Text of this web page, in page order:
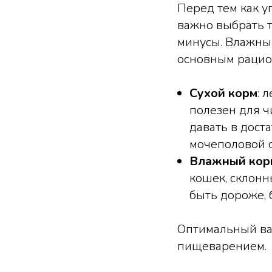
Перед тем как
важно выбрать
минусы.
основным
Сухой корм:
полезен для
давать в
мочеполовой
Влажный
кошек,
быть дороже,
Оптимальный
пищеварением.